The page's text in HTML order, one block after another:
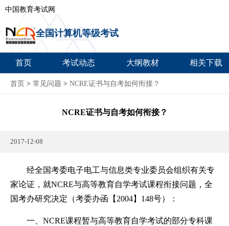
中国教育考试网
全国计算机等级考试
首页 考试动态 大纲教材 相关下载
首页 > 常见问题 > NCRE证书与自考如何衔接？
NCRE证书与自考如何衔接？
2017-12-08
经全国考委电子电工与信息类专业委员会组织有关专
家论证，就NCRE与高等教育自学考试课程衔接问题，全
国考办研究决定（考委办函【2004】148号）：
一、NCRE课程暂与高等教育自学考试的部分专科课